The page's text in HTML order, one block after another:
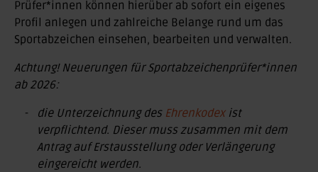
Prüfer*innen können hierüber ab sofort ein eigenes
Profil anlegen und zahlreiche Belange rund um das
Sportabzeichen einsehen, bearbeiten und verwalten.
Achtung! Neuerungen für Sportabzeichenprüfer*innen
ab 2026:
die Unterzeichnung des Ehrenkodex ist
verpflichtend. Dieser muss zusammen mit dem
Antrag auf Erstausstellung oder Verlängerung
eingereicht werden.